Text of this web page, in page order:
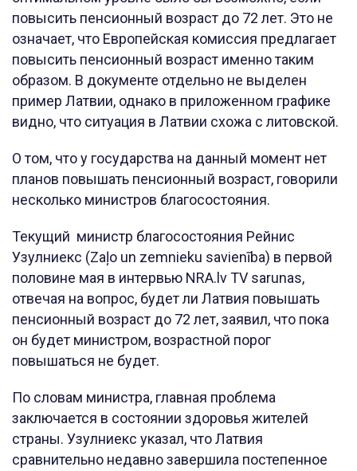
повысить пенсионный возраст до 72 лет. Это не
означает, что Европейская комиссия предлагает
повысить пенсионный возраст именно таким
образом. В документе отдельно не выделен
пример Латвии, однако в приложенном графике
видно, что ситуация в Латвии схожа с литовской.
О том, что у государства на данный момент нет
планов повышать пенсионный возраст, говорили
несколько министров благосостояния.
Текущий министр благосостояния Рейнис
Узулниекс (Zaļo un zemnieku savienība) в первой
половине мая в интервью NRA.lv TV sarunas,
отвечая на вопрос, будет ли Латвия повышать
пенсионный возраст до 72 лет, заявил, что пока
он будет министром, возрастной порог
повышаться не будет.
По словам министра, главная проблема
заключается в состоянии здоровья жителей
страны. Узулниекс указал, что Латвия
сравнительно недавно завершила постепенное